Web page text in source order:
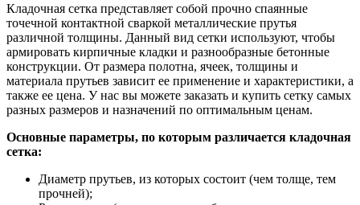
Кладочная сетка представляет собой прочно спаянные
точечной контактной сваркой металлические прутья
различной толщины. Данный вид сетки используют, чтобы
армировать кирпичные кладки и разнообразные бетонные
конструкции. От размера полотна, ячеек, толщины и
материала прутьев зависит ее применение и характеристики, а
также ее цена. У нас вы можете заказать и купить сетку самых
разных размеров и назначений по оптимальным ценам.
Основные параметры, по которым различается кладочная
сетка:
Диаметр прутьев, из которых состоит (чем толще, тем
прочней);